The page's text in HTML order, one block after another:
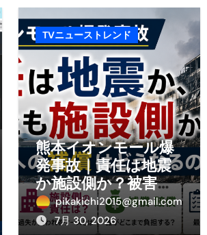
己破産の真実
たらどうなるの？①【30秒でわかる
円あります 返済か、自己破産かひろゆ
美容、健康、ダイエットにとても重要
】警察に行っても返金されません
のおすすめドメイン特集- ビジネスの
ール2026 完全攻略ガイド 今こそ買い
怖をゼロにする時代へ Pebblebee ×
TVニューストレンド
熊本イオンモール爆
発事故｜責任は地震
か施設側か？被害者
への補償や損害賠償
をわかりやすく解説
pikakichi2015@gmail.com
7月 30, 2026